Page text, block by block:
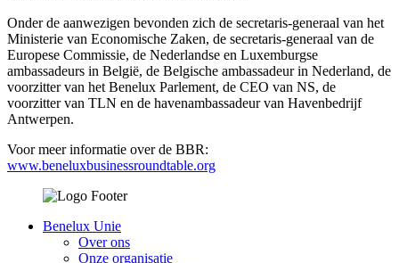
Onder de aanwezigen bevonden zich de secretaris-generaal van het
Ministerie van Economische Zaken, de secretaris-generaal van de
Europese Commissie, de Nederlandse en Luxemburgse
ambassadeurs in België, de Belgische ambassadeur in Nederland, de
voorzitter van het Benelux Parlement, de CEO van NS, de
voorzitter van TLN en de havenambassadeur van Havenbedrijf
Antwerpen.
Voor meer informatie over de BBR:
www.beneluxbusinessroundtable.org
Benelux Unie
Over ons
Onze organisatie